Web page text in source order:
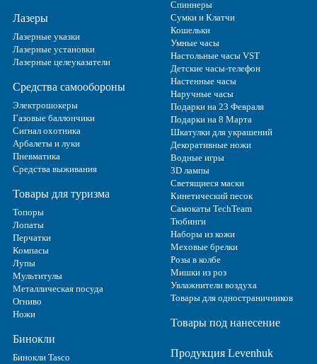
Лазеры
Лазерные указки
Лазерные установки
Лазерные целеуказатели
Средства самообороны
Электрошокеры
Газовые баллончики
Сигнал охотника
Арбалеты и луки
Пневматика
Средства выживания
Товары для туризма
Топоры
Лопаты
Перчатки
Компасы
Лупы
Мультитулы
Металлическая посуда
Огниво
Ножи
Бинокли
Бинокли Tasco
Спиннеры
Сумки и Клатчи
Кошельки
Умные часы
Настольные часы VST
Детские часы-телефон
Настенные часы
Наручные часы
Подарки на 23 Февраля
Подарки на 8 Марта
Шкатулки для украшений
Декоративные ножи
Водные игры
3D лампы
Светящиеся маски
Кинетический песок
Самокаты TechTeam
Тюбинги
Наборы из кожи
Меховые брелки
Розы в колбе
Мишки из роз
Увлажнители воздуха
Товары для одностраничников
Товары под нанесение
Продукция Levenhuk